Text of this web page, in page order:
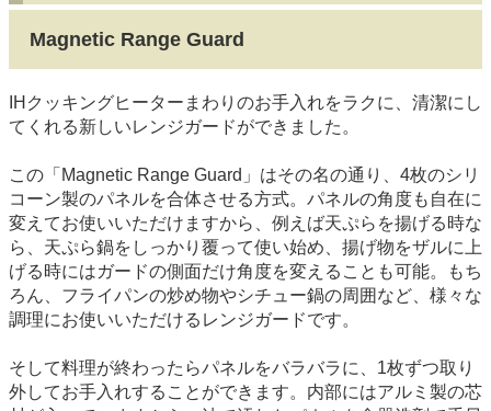
Magnetic Range Guard
IHクッキングヒーターまわりのお手入れをラクに、清潔にし
てくれる新しいレンジガードができました。
この「Magnetic Range Guard」はその名の通り、4枚のシリ
コーン製のパネルを合体させる方式。パネルの角度も自在に
変えてお使いいただけますから、例えば天ぷらを揚げる時な
ら、天ぷら鍋をしっかり覆って使い始め、揚げ物をザルに上
げる時にはガードの側面だけ角度を変えることも可能。もち
ろん、フライパンの炒め物やシチュー鍋の周囲など、様々な
調理にお使いいただけるレンジガードです。
そして料理が終わったらパネルをバラバラに、1枚ずつ取り
外してお手入れすることができます。内部にはアルミ製の芯